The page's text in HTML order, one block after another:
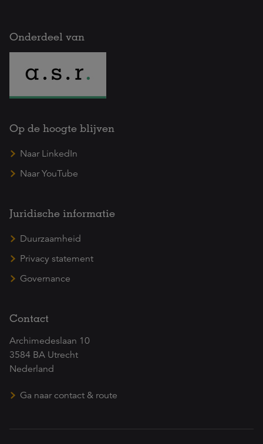
Onderdeel van
Op de hoogte blijven
Naar LinkedIn
Naar YouTube
Juridische informatie
Duurzaamheid
Privacy statement
Governance
Contact
Archimedeslaan 10
3584 BA Utrecht
Nederland
Ga naar contact & route